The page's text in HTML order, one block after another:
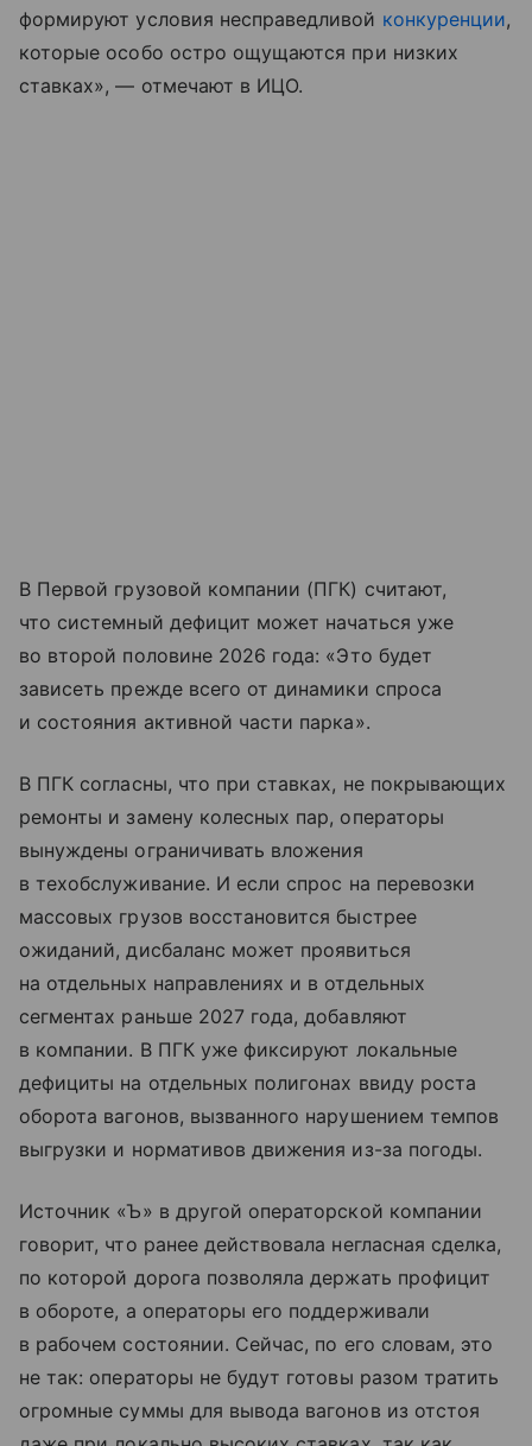
формируют условия несправедливой конкуренции,
которые особо остро ощущаются при низких
ставках», — отмечают в ИЦО.
В Первой грузовой компании (ПГК) считают,
что системный дефицит может начаться уже
во второй половине 2026 года: «Это будет
зависеть прежде всего от динамики спроса
и состояния активной части парка».
В ПГК согласны, что при ставках, не покрывающих
ремонты и замену колесных пар, операторы
вынуждены ограничивать вложения
в техобслуживание. И если спрос на перевозки
массовых грузов восстановится быстрее
ожиданий, дисбаланс может проявиться
на отдельных направлениях и в отдельных
сегментах раньше 2027 года, добавляют
в компании. В ПГК уже фиксируют локальные
дефициты на отдельных полигонах ввиду роста
оборота вагонов, вызванного нарушением темпов
выгрузки и нормативов движения из-за погоды.
Источник «Ъ» в другой операторской компании
говорит, что ранее действовала негласная сделка,
по которой дорога позволяла держать профицит
в обороте, а операторы его поддерживали
в рабочем состоянии. Сейчас, по его словам, это
не так: операторы не будут готовы разом тратить
огромные суммы для вывода вагонов из отстоя